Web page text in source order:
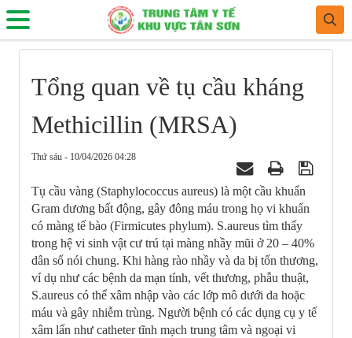
Tổng quan về tụ cầu kháng
Methicillin (MRSA)
Thứ sáu - 10/04/2026 04:28
Tụ cầu vàng (Staphylococcus aureus) là một cầu khuẩn
Gram dương bất động, gây đông máu trong họ vi khuẩn
có màng tế bào (Firmicutes phylum). S.aureus tìm thấy
trong hệ vi sinh vật cư trú tại màng nhầy mũi ở 20 – 40%
dân số nói chung. Khi hàng rào nhầy và da bị tổn thương,
ví dụ như các bệnh da mạn tính, vết thương, phẫu thuật,
S.aureus có thể xâm nhập vào các lớp mô dưới da hoặc
máu và gây nhiễm trùng. Người bệnh có các dụng cụ y tế
xâm lấn như catheter tĩnh mạch trung tâm và ngoại vi